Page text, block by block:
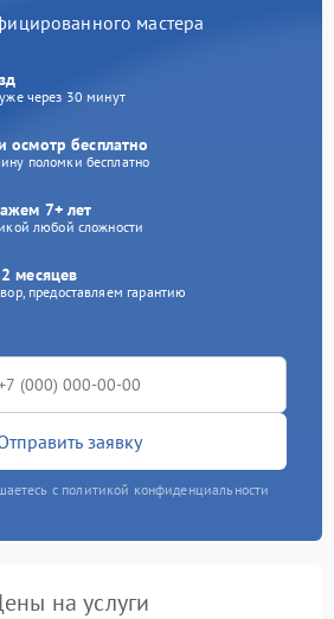
мастера
через 30 минут
осмотр бесплатно
поломки бесплатно
7+ лет
любой сложности
месяцев
предоставляем гарантию
заявку
с политикой конфиденциальности
на услуги